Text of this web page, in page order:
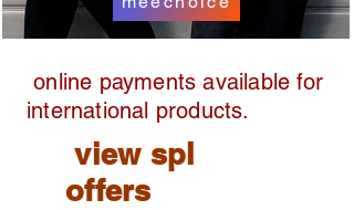
in
we
online payments available for
international products.
view spl
offers